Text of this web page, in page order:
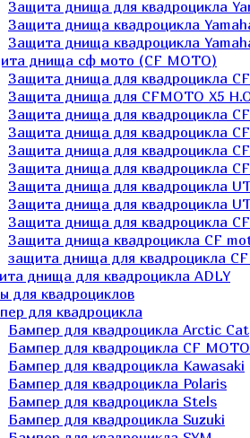
Защита днища для квадроцикла
Защита днища квадроцикла
Защита днища квадроцикла
днища сф мото (CF MOTO)
Защита днища для квадроцикла
Защита днища для CFMOTO X5
Защита днища для квадроцикла
Защита днища для квадроцикла
Защита днища для квадроцикла
Защита днища для квадроцикла
Защита днища для квадроцикла
Защита днища для квадроцикла
Защита днища для квадроцикла
Защита днища квадроцикла СF
защита днища для квадроцикла
днища для квадроцикла ADLY
для квадроциклов
для квадроцикла
Бампер для квадроцикла Arctic Cat
Бампер для квадроцикла CF MOTO
Бампер для квадроцикла Kawasaki
Бампер для квадроцикла Polaris
Бампер для квадроцикла Stels
Бампер для квадроцикла Suzuki